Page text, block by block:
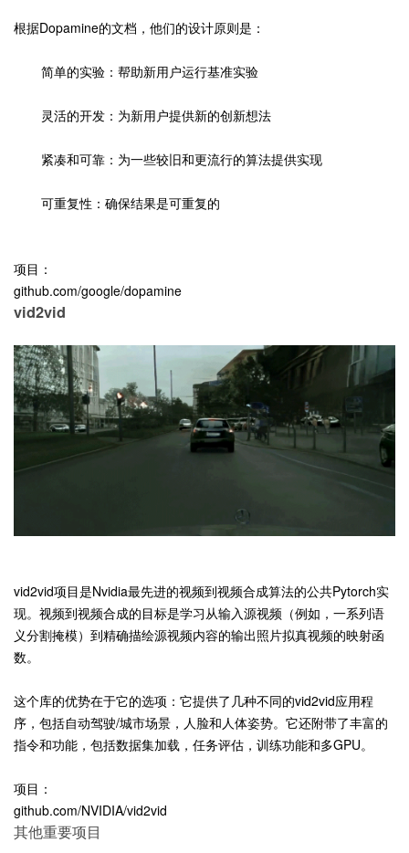
根据Dopamine的文档，他们的设计原则是：
简单的实验：帮助新用户运行基准实验
灵活的开发：为新用户提供新的创新想法
紧凑和可靠：为一些较旧和更流行的算法提供实现
可重复性：确保结果是可重复的
项目：
github.com/google/dopamine
vid2vid
vid2vid项目是Nvidia最先进的视频到视频合成算法的公共Pytorch实
现。视频到视频合成的目标是学习从输入源视频（例如，一系列语
义分割掩模）到精确描绘源视频内容的输出照片拟真视频的映射函
数。
这个库的优势在于它的选项：它提供了几种不同的vid2vid应用程
序，包括自动驾驶/城市场景，人脸和人体姿势。它还附带了丰富的
指令和功能，包括数据集加载，任务评估，训练功能和多GPU。
项目：
github.com/NVIDIA/vid2vid
其他重要项目